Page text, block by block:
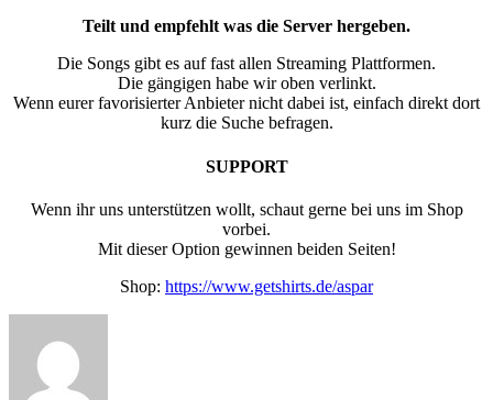
Teilt und empfehlt was die Server hergeben.
Die Songs gibt es auf fast allen Streaming Plattformen.
Die gängigen habe wir oben verlinkt.
Wenn eurer favorisierter Anbieter nicht dabei ist, einfach direkt dort
kurz die Suche befragen.
SUPPORT
Wenn ihr uns unterstützen wollt, schaut gerne bei uns im Shop
vorbei.
Mit dieser Option gewinnen beiden Seiten!
Shop: https://www.getshirts.de/aspar